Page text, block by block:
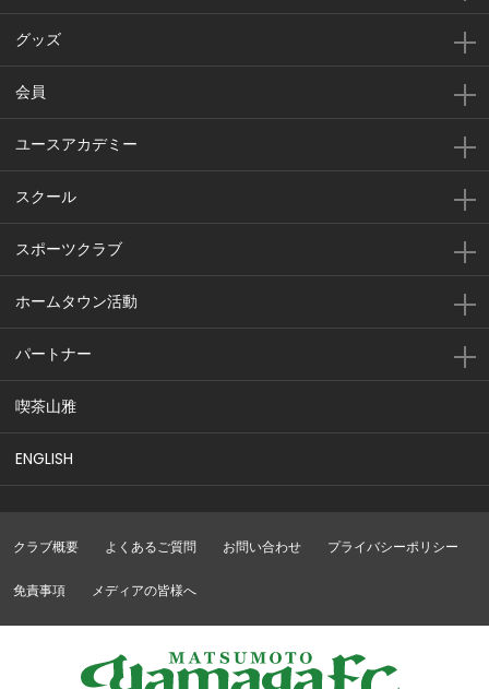
グッズ
会員
ユースアカデミー
スクール
スポーツクラブ
ホームタウン活動
パートナー
喫茶山雅
ENGLISH
クラブ概要 よくあるご質問 お問い合わせ プライバシーポリシー
免責事項 メディアの皆様へ